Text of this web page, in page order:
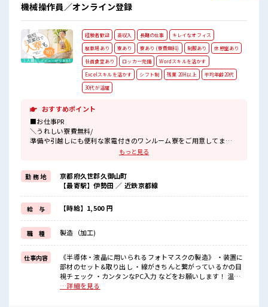
機械操作員／オンライン登録
経験者歓迎 高収入 長期の仕事
キレイなオフィス
駐車場あり
寮あり 寮あり (寮費無料) 制服あり
休憩室あり
社員食堂あり
ロッカー完備
Wordスキルを活かす
Excelスキルを活かす
シフト制 残業 20H以上
平均年齢20代
30代が活躍
おすすめポイント
■お仕事PR
＼うれしい寮費無料/
準備や引越しにも便利な家電付きのワンルーム寮をご用意してま
現地までの移動交通費も支給！
なので遠方からお越しの方も安心です♪
＼おすすめポイント/
クリーンルーム内で室内の温度・湿度もキチンと管理されており、
季節に関係なく年間通して働きやすい環境です。
クリーンルームでの作業や、
交替勤務の経験がある方もお待ちしております！
丁寧な研修があるので安心してスタートできますよ♪
■職場の雰囲気
《20代～30代の男性スタッフさん多数カツヤク中》
キレイ&空調完備でカイテキな職場環境☆
もっと見る
勤 務 地
京都府久世郡久御山町
【最寄駅】伊勢田 ／ 近鉄京都線
給 与 【時給】1,500 円
職 種 製造（加工)
仕事内容
《半導体・液晶に用いられるフォトマスクの製造》 ・装置に
部材のセット&取り出し ・線がきちんと繋がっているかの目
視チェック ・カンタンなPC入力 などをお願いします！ 温度
23℃、湿度40～50%のクリーンルームでの作業！ ※寮アリの
…詳細を見る